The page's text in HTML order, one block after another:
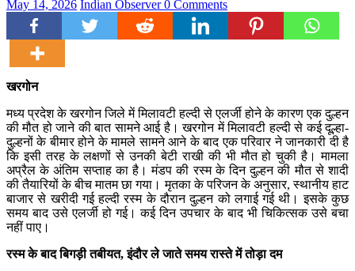
May 14, 2026 Indian Observer0 Comments
खरगोन
मध्य प्रदेश के खरगोन जिले में मिलावटी हल्दी से एलर्जी होने के कारण एक दुल्हन
की मौत हो जाने की बात सामने आई है। खरगोन में मिलावटी हल्दी से कई दूल्हा-
दुल्हनों के बीमार होने के मामले सामने आने के बाद एक परिवार ने जानकारी दी है
कि इसी तरह के लक्षणों से उनकी बेटी राखी की भी मौत हो चुकी है। मामला
अप्रैल के अंतिम सप्ताह का है। मंडप की रस्म के दिन दुल्हन की मौत से शादी
की तैयारियों के बीच मातम छा गया। मृतका के परिजन के अनुसार, स्थानीय हाट
बाजार से खरीदी गई हल्दी रस्म के दौरान दुल्हन को लगाई गई थी। इसके कुछ
समय बाद उसे एलर्जी हो गई। कई दिन उपचार के बाद भी चिकित्सक उसे बचा
नहीं पाए।
रस्म के बाद बिगड़ी तबीयत, इंदौर ले जाते समय रास्ते में तोड़ा दम